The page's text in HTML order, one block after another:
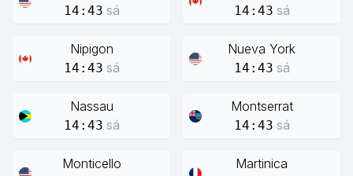
14:43 sá 14:43 sá
Nipigon
14:43 sá
Nueva York
14:43 sá
Nassau
14:43 sá
Montserrat
14:43 sá
Monticello Martinica